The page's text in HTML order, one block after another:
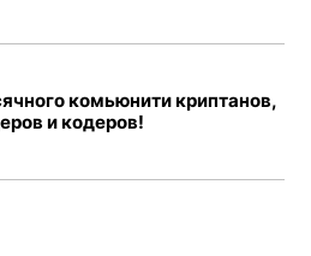
комьюнити криптанов,
и кодеров!